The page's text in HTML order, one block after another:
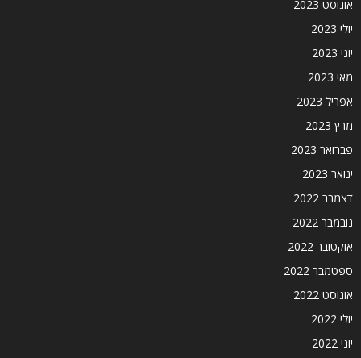
אוגוסט 2023
יולי 2023
יוני 2023
מאי 2023
אפריל 2023
מרץ 2023
פברואר 2023
ינואר 2023
דצמבר 2022
נובמבר 2022
אוקטובר 2022
ספטמבר 2022
אוגוסט 2022
יולי 2022
יוני 2022